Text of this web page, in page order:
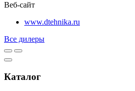
Веб-сайт
www.dtehnika.ru
Все дилеры
Каталог